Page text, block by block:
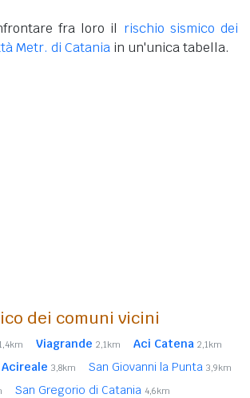
fra loro il rischio sismico dei
Metr. di Catania in un'unica tabella.
dei comuni vicini
Viagrande 2,1km Aci Catena 2,1km
Acireale 3,8km San Giovanni la Punta 3,9km
San Gregorio di Catania 4,6km